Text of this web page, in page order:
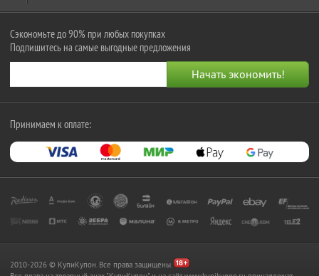
Сэкономьте до 90% при любых покупках
Подпишитесь на самые выгодные предложения
Принимаем к оплате:
2010-2026 © КупиКупон. Все права защищены.